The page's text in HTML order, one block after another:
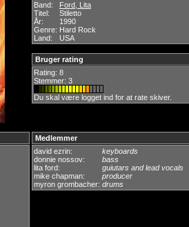
Band:
Ford, Lita
Titel:
Stiletto
År:
1990
Genre: Hard Rock
Land:
USA
Bruger rating
Rating: 8
Stemmer: 3
Du skal være logget ind for at rate skiver.
Medlemmer
david ezrin:
keyboards
donnie nossov:
bass
lita ford:
guiutars and lead vocals
mike chapman:
producer
myron grombacher: drums